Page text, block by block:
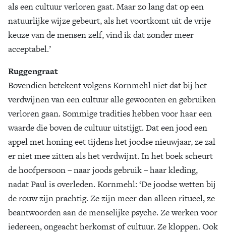
als een cultuur verloren gaat. Maar zo lang dat op een
natuurlijke wijze gebeurt, als het voortkomt uit de vrije
keuze van de mensen zelf, vind ik dat zonder meer
acceptabel.’
Ruggengraat
Bovendien betekent volgens Kornmehl niet dat bij het
verdwijnen van een cultuur alle gewoonten en gebruiken
verloren gaan. Sommige tradities hebben voor haar een
waarde die boven de cultuur uitstijgt. Dat een jood een
appel met honing eet tijdens het joodse nieuwjaar, ze zal
er niet mee zitten als het verdwijnt. In het boek scheurt
de hoofpersoon – naar joods gebruik – haar kleding,
nadat Paul is overleden. Kornmehl: ‘De joodse wetten bij
de rouw zijn prachtig. Ze zijn meer dan alleen ritueel, ze
beantwoorden aan de menselijke psyche. Ze werken voor
iedereen, ongeacht herkomst of cultuur. Ze kloppen. Ook